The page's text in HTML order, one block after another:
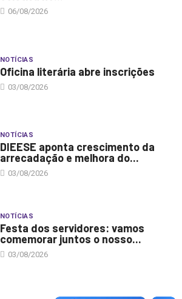
06/08/2026
NOTÍCIAS
Oficina literária abre inscrições
03/08/2026
NOTÍCIAS
DIEESE aponta crescimento da
arrecadação e melhora do...
03/08/2026
NOTÍCIAS
Festa dos servidores: vamos
comemorar juntos o nosso...
03/08/2026